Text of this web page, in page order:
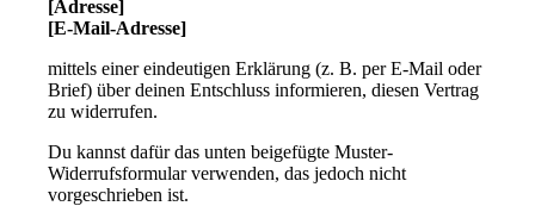
[Adresse]
[E-Mail-Adresse]
mittels einer eindeutigen Erklärung (z. B. per E-Mail oder
Brief) über deinen Entschluss informieren, diesen Vertrag
zu widerrufen.
Du kannst dafür das unten beigefügte Muster-
Widerrufsformular verwenden, das jedoch nicht
vorgeschrieben ist.